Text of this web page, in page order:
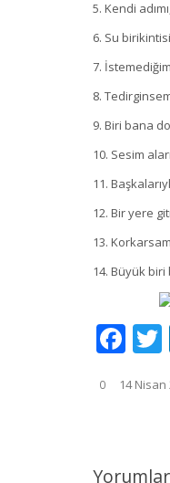
5. Kendi
6. Su
7.
8.
9. Biri bana
10. Sesim
11.
12. Bir yere
13.
14. Büyük biri
0 14 Nisan
Yorumlar